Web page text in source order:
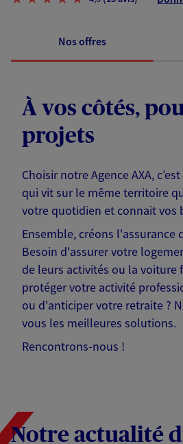
Nos offres
À vos côtés,
projets
Choisir notre Agence AXA,
qui vit sur le même territoire
votre quotidien et connait vos
Ensemble, créons l'assurance
Besoin d'assurer votre
de leurs activités ou la
protéger votre activité
ou d'anticiper votre retraite ?
vous les meilleures solutions.
Rencontrons-nous !
Notre actualité